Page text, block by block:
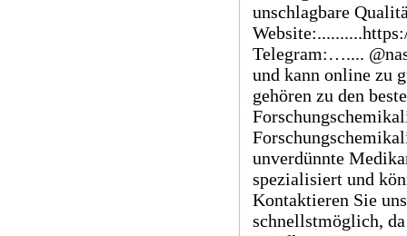
unschlagbare
Telegram:…....
und kann online zu
gehören zu den
unverdünnte
spezialisiert und
Kontaktieren Sie
schnellstmöglich,